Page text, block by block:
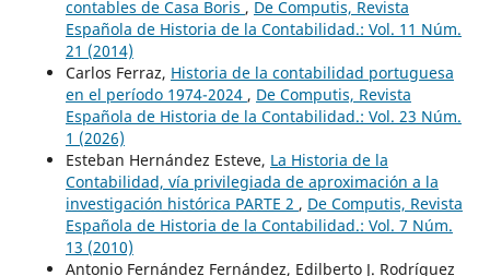
contables de Casa Boris , De Computis, Revista
Española de Historia de la Contabilidad.: Vol. 11 Núm.
21 (2014)
Carlos Ferraz, Historia de la contabilidad portuguesa
en el período 1974-2024 , De Computis, Revista
Española de Historia de la Contabilidad.: Vol. 23 Núm.
1 (2026)
Esteban Hernández Esteve, La Historia de la
Contabilidad, vía privilegiada de aproximación a la
investigación histórica PARTE 2 , De Computis, Revista
Española de Historia de la Contabilidad.: Vol. 7 Núm.
13 (2010)
Antonio Fernández Fernández, Edilberto J. Rodríguez